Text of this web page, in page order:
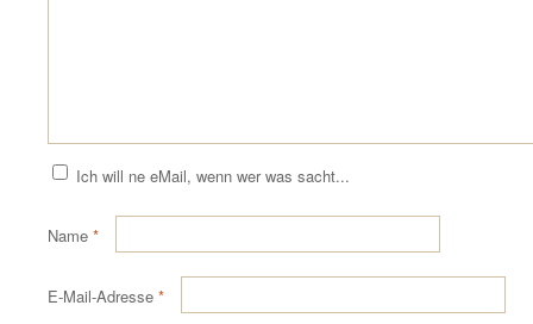
Ich will ne eMail, wenn wer was sacht...
Name *
E-Mail-Adresse *